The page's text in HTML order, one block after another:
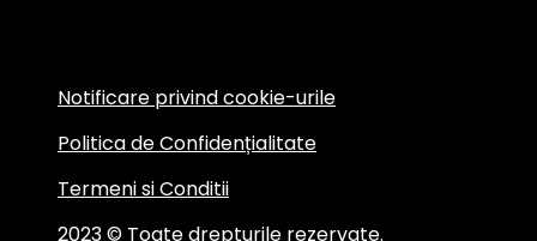
2023 © Toate drepturile rezervate.
Notificare privind cookie-urile
Politica de Confidențialitate
Termeni si Conditii